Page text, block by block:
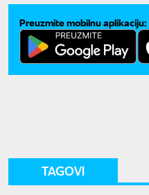
Preuzmite mobilnu aplikaciju:
TAGOVI